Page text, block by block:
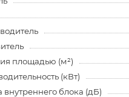
площадью (м²)
(кВт)
блока (дБ)